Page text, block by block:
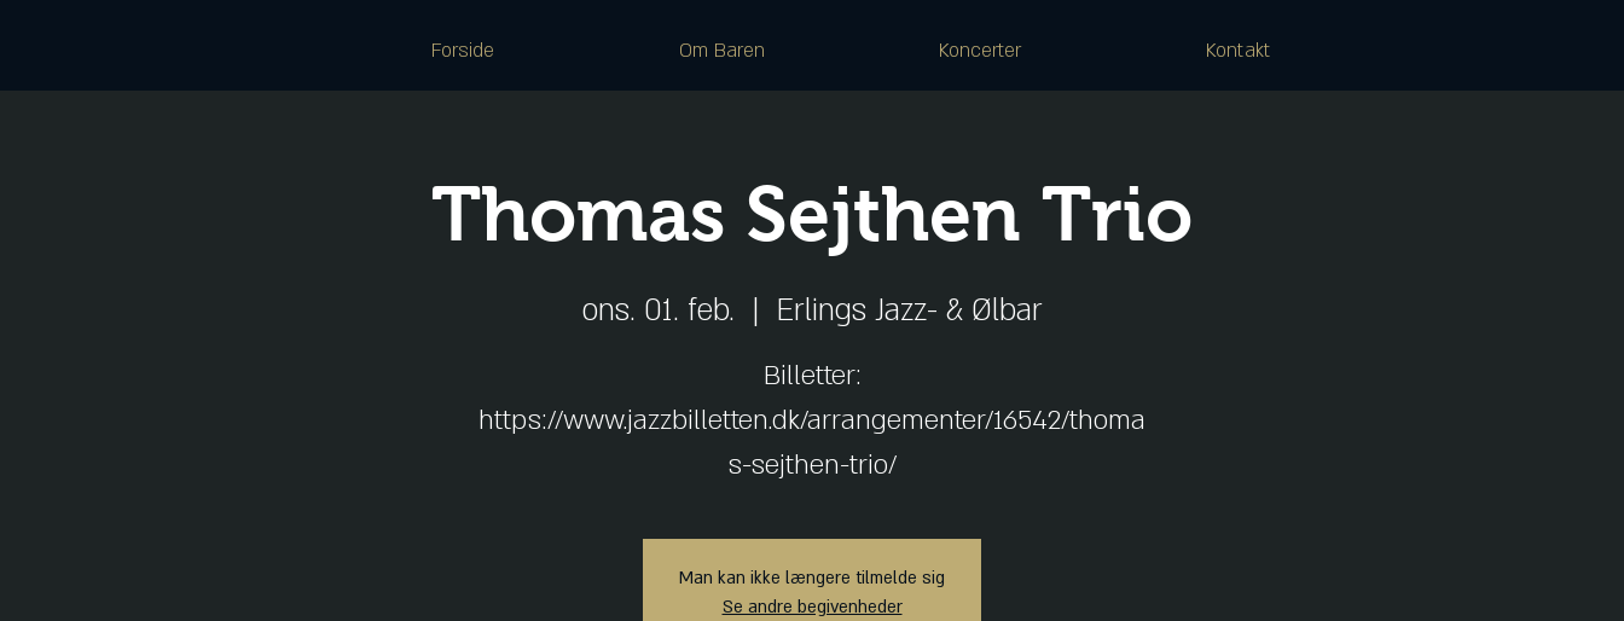
Forside Om Baren Koncerter Kontakt
Thomas Sejthen Trio
ons. 01. feb. Erlings Jazz- & Ølbar
Billetter:
https://www.jazzbilletten.dk/arrangementer/16542/thoma
s-sejthen-trio/
Man kan ikke længere tilmelde sig
Se andre begivenheder